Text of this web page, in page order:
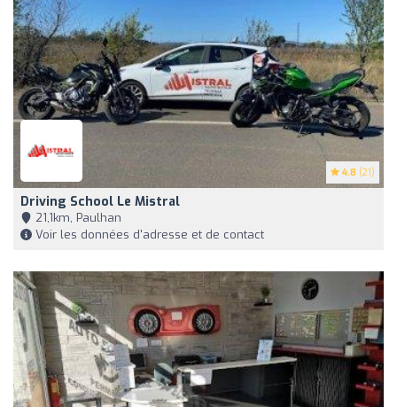
4.8 (21)
Driving School Le Mistral
21,1km, Paulhan
Voir les données d'adresse et de contact